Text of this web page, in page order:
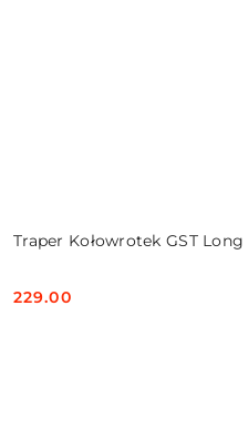
Traper Kołowrotek GST
Cena:
229.00